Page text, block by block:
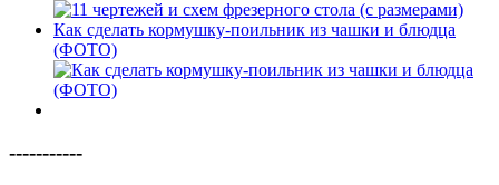
Как сделать кормушку-поильник из чашки и блюдца
(ФОТО)
-----------